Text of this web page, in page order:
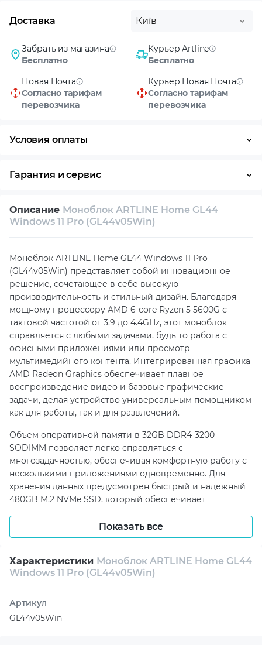
Доставка Київ
Забрать из магазина
Бесплатно
Курьер Artline
Бесплатно
Новая Почта
Согласно тарифам
перевозчика
Курьер Новая Почта
Согласно тарифам
перевозчика
Условия оплаты
Гарантия и сервис
Возврат и обмен в течение 14 дней
Техническая поддержка Консультация
Описание Моноблок ARTLINE Home GL44
Windows 11 Pro (GL44v05Win)
Моноблок ARTLINE Home GL44 Windows 11 Pro
(GL44v05Win) представляет собой инновационное
решение, сочетающее в себе высокую
производительность и стильный дизайн. Благодаря
мощному процессору AMD 6-core Ryzen 5 5600G с
тактовой частотой от 3.9 до 4.4GHz, этот моноблок
справляется с любыми задачами, будь то работа с
офисными приложениями или просмотр
мультимедийного контента. Интегрированная графика
AMD Radeon Graphics обеспечивает плавное
воспроизведение видео и базовые графические
задачи, делая устройство универсальным помощником
как для работы, так и для развлечений.
Объем оперативной памяти в 32GB DDR4-3200
SODIMM позволяет легко справляться с
многозадачностью, обеспечивая комфортную работу с
несколькими приложениями одновременно. Для
хранения данных предусмотрен быстрый и надежный
480GB M.2 NVMe SSD, который обеспечивает
системе. Это особенно ценно для тех, кто ценит время
и не готов ждать загрузки системы или приложений.
Особое внимание уделено коммуникационным
возможностям устройства. Встроенная веб-камера и
комфортными. Беспроводное подключение через Wi-Fi
быструю связь с интернетом и другими устройствами.
Показать все
Характеристики Моноблок ARTLINE Home GL44
Windows 11 Pro (GL44v05Win)
Артикул
GL44v05Win